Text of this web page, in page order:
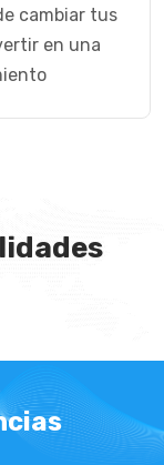
cambiar tus
en una